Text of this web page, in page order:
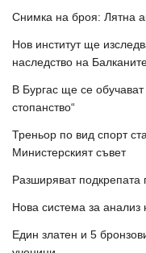
Снимка на броя: Лятна
Нов институт ще
наследство на
В Бургас ще се
стопанство“
Треньор по вид спорт
Министерският съвет
Разширяват
Нова система за
Един златен и 5